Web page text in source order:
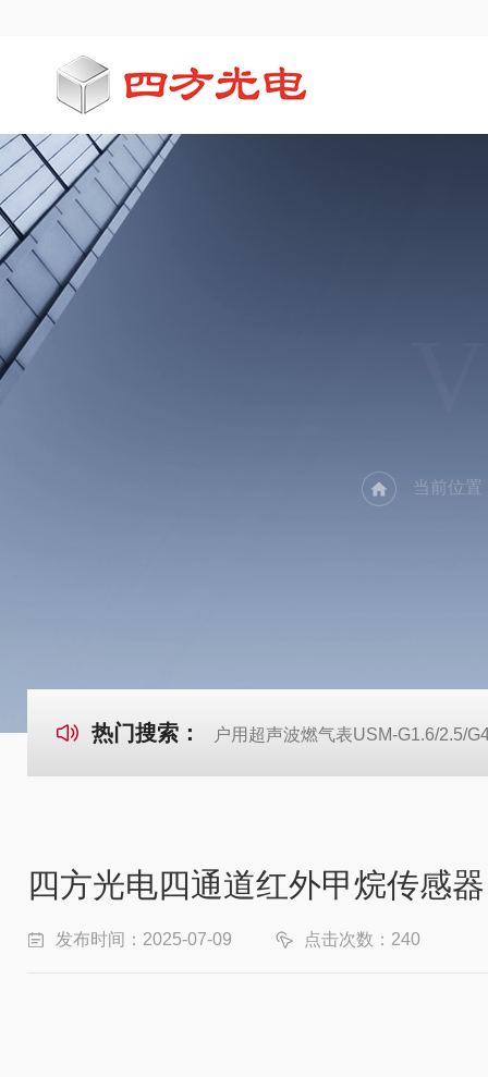
当前位置
热门搜索： 户用超声波燃气表USM-G1.6/2.5/
四方光电四通道红外甲烷传感
发布时间：2025-07-09 点击次数：240